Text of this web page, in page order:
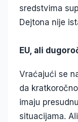
sredstvima
Dejtona nije
EU, ali
Vraćajući se
da
imaju
situacijama.